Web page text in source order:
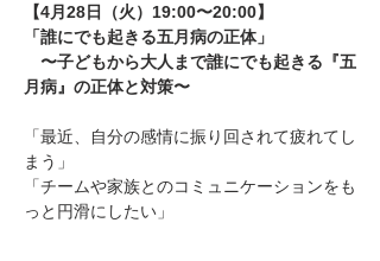
【4月28日（火）19:00〜20:00】
「誰にでも起きる五月病の正体」
〜子どもから大人まで誰にでも起きる『五
月病』の正体と対策〜
「最近、自分の感情に振り回されて疲れてし
まう」
「チームや家族とのコミュニケーションをも
っと円滑にしたい」